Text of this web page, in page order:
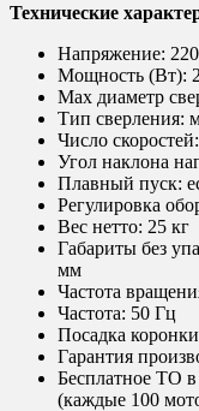
Технические
Напряжение:
Мощность (Вт):
Max диаметр
Тип сверления:
Число скоростей:
Угол наклона
Плавный пуск:
Регулировка
Вес нетто: 25 кг
Габариты без
мм
Частота
Частота: 50 Гц
Посадка
Гарантия
Бесплатное ТО в
(каждые 100